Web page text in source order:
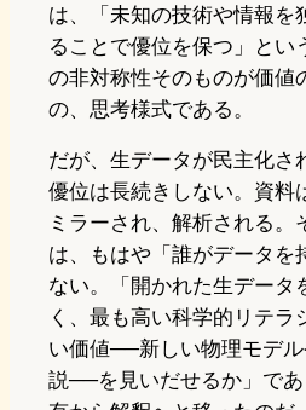
は、「未知の技術や情報を
ることで優位を保つ」とい
の非対称性そのものが価値
の、思考様式である。
だが、生データが民主化さ
優位は長続きしない。資料
ミラーされ、解析される。
は、もはや「誰がデータを
ない。「開かれた生データ
く、最も高い科学的リテラ
い価値──新しい物理モデ
説──を見いだせるか」で